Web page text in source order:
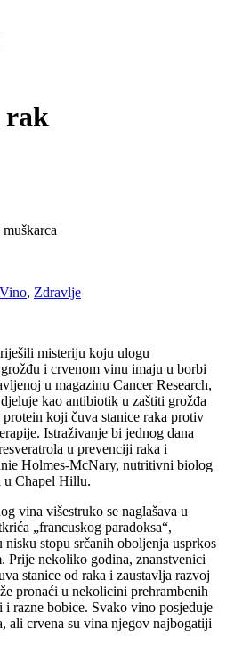
rak
Vino, Zdravlje
misteriju koju ulogu
i crvenom vinu imaju u borbi
u magazinu Cancer Research,
kao antibiotik u zaštiti grožđa
koji čuva stanice raka protiv
Istraživanje bi jednog dana
u prevenciji raka i
Holmes-McNary, nutritivni biolog
u Chapel Hillu.
vina višestruko se naglašava u
„francuskog paradoksa“,
stopu srčanih oboljenja usprkos
Prije nekoliko godina, znanstvenici
stanice od raka i zaustavlja razvoj
pronaći u nekolicini prehrambenih
razne bobice. Svako vino posjeduje
ali crvena su vina njegov najbogatiji